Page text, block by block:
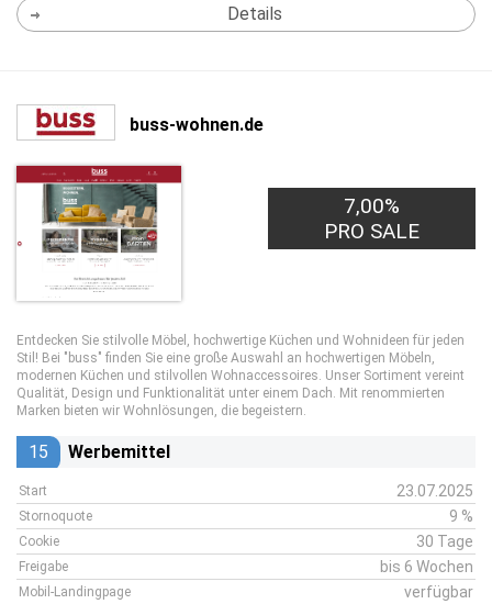
Details
buss-wohnen.de
7,00%
PRO SALE
Entdecken Sie stilvolle Möbel, hochwertige Küchen und Wohnideen für jeden
Stil! Bei "buss" finden Sie eine große Auswahl an hochwertigen Möbeln,
modernen Küchen und stilvollen Wohnaccessoires. Unser Sortiment vereint
Qualität, Design und Funktionalität unter einem Dach. Mit renommierten
Marken bieten wir Wohnlösungen, die begeistern.
15 Werbemittel
Start 23.07.2025
Stornoquote 9 %
Cookie 30 Tage
Freigabe bis 6 Wochen
Mobil-Landingpage verfügbar